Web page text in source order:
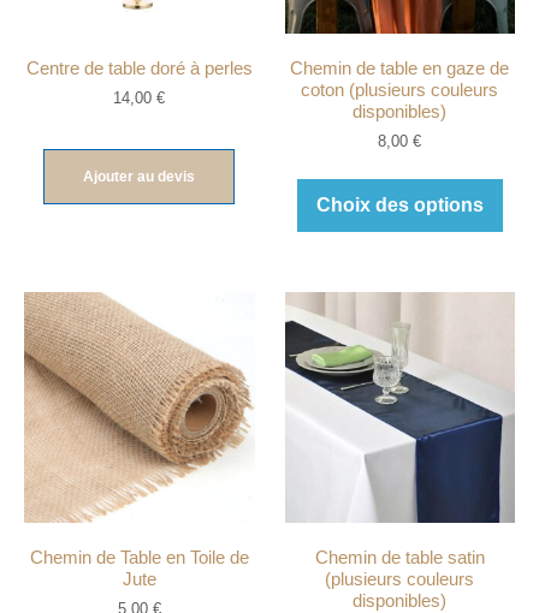
Centre de table doré à perles
14,00€
Ajouter au devis
Chemin de table en gaze de
coton (plusieurs couleurs
disponibles)
8,00€
Choix des options
Chemin de Table en Toile de
Jute
5,00 €
Chemin de table satin
(plusieurs couleurs
disponibles)